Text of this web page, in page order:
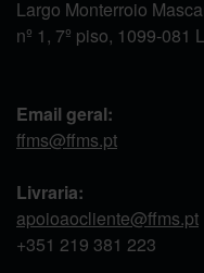
Largo Monterroio
nº 1, 7º piso, 1099-081
Email geral:
ffms@ffms.pt
Livraria:
apoioaocliente@ffms.pt
+351 219 381 223